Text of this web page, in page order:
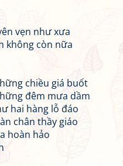
vẹn như xưa
không còn nữa
chiều giá buốt
đêm mưa dầm
hai hàng lỗ đáo
chân thầy giáo
hoàn hảo